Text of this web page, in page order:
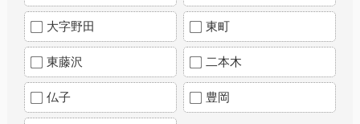
大字野田 東町
東藤沢 二本木
仏子 豊岡